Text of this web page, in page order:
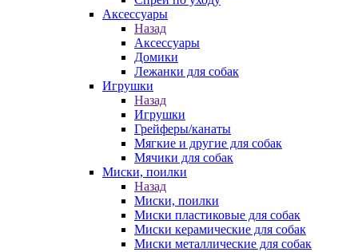
Аксессуары
Назад
Аксессуары
Домики
Лежанки для собак
Игрушки
Назад
Игрушки
Грейферы/канаты
Мягкие и другие для собак
Мячики для собак
Миски, поилки
Назад
Миски, поилки
Миски пластиковые для собак
Миски керамические для собак
Миски металлические для собак